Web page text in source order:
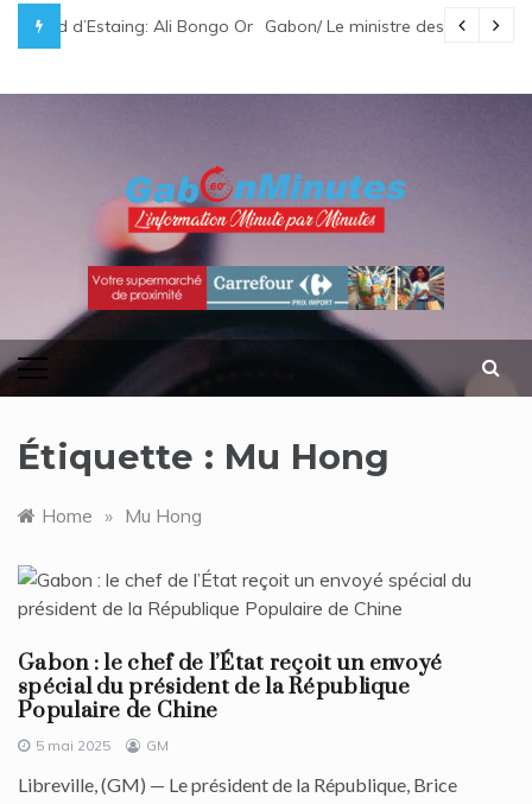
Ondimba rend hommage à un « passionné d’Afrique »
Gabon/ Le ministre des Eaux et Forêts préside la réunion
gabonminutes.com
l'information minutes par minutes
Étiquette : Mu Hong
Home » Mu Hong
Gabon : le chef de l’État reçoit un envoyé
spécial du président de la République
Populaire de Chine
5 mai 2025 GM
Libreville, (GM) — Le président de la République, Brice